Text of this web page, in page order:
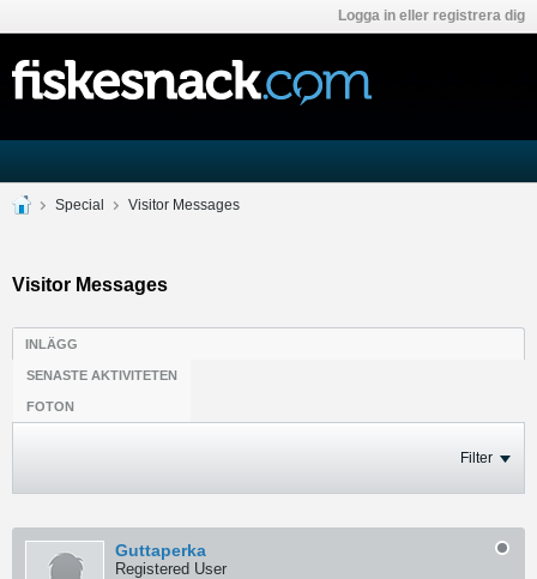
Logga in eller registrera dig
Special Visitor Messages
Visitor Messages
INLÄGG
SENASTE AKTIVITETEN
FOTON
Filter
Guttaperka
Registered User